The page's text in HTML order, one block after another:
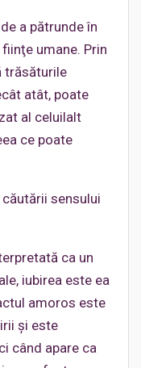
a pătrunde în
umane. Prin
trăsăturile
atât, poate
al celuilalt
ce poate
sensului
ca un
iubirea este ea
amoros este
şi este
când apare ca